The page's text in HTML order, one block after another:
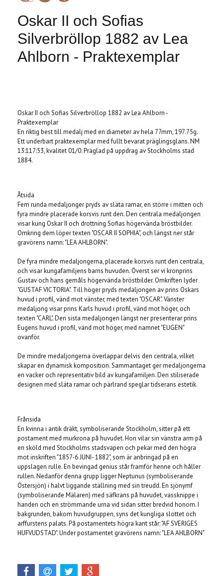
Oskar II och Sofias
Silverbröllop 1882 av Lea
Ahlborn - Praktexemplar
Oskar II och Sofias Silverbröllop 1882 av Lea Ahlborn -
Praktexemplar
En riktig best till medalj med en diameter av hela 77mm, 197.75g.
Ett underbart praktexemplar med fullt bevarat präglingsglans. NM
13:117:53, kvalitet 01/0. Präglad på uppdrag av Stockholms stad
1884.
Åtsida
Fem runda medaljonger pryds av släta ramar, en större i mitten och
fyra mindre placerade korsvis runt den. Den centrala medaljongen
visar kung Oskar II och drottning Sofias högervända bröstbilder.
Omkring dem löper texten "OSCAR II SOPHIA", och längst ner står
gravörens namn: "LEA AHLBORN".
De fyra mindre medaljongerna, placerade korsvis runt den centrala,
och visar kungafamiljens barns huvuden. Överst ser vi kronprins
Gustav och hans gemåls högervända bröstbilder. Omkriften lyder
"GUSTAF VICTORIA". Till höger pryds medaljongen av prins Oskars
huvud i profil, vänd mot vänster, med texten "OSCAR". Vänster
medaljong visar prins Karls huvud i profil, vänd mot höger, och
texten "CARL". Den sista medaljongen längst ner presenterar prins
Eugens huvud i profil, vänd mot höger, med namnet "EUGEN"
ovanför.
De mindre medaljongerna överlappar delvis den centrala, vilket
skapar en dynamisk komposition. Sammantaget ger medaljongerna
en vacker och representativ bild av kungafamiljen. Den stiliserade
designen med släta ramar och pärlrand speglar tidserans estetik.
Frånsida
En kvinna i antik dräkt, symboliserande Stockholm, sitter på ett
postament med murkrona på huvudet. Hon vilar sin vänstra arm på
en sköld med Stockholms stadsvapen och pekar med den högra
mot inskriften "1857-6 JUNI- 1882", som är anbringad på en
uppslagen rulle. En bevingad genius står framför henne och håller
rullen. Nedanför denna grupp ligger Neptunus (symboliserande
Östersjön) i halvt liggande ställning med sin treudd. En sjönymf
(symboliserande Mälaren) med säfkrans på huvudet, vassknippe i
handen och en strömmande urna vid sidan sitter bredvid honom. I
bakgrunden, bakom huvudgruppen, syns det kungliga slottet och
arffurstens palats. På postamentets högra kant står: "AF SVERIGES
HUFVUDSTAD". Under postamentet gravörens namn: "LEA AHLBORN"